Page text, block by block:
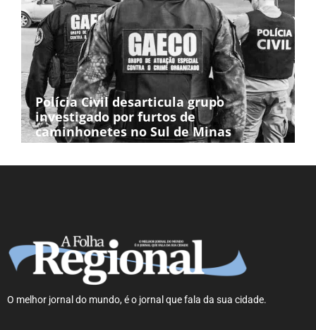
Polícia Civil desarticula grupo
investigado por furtos de
caminhonetes no Sul de Minas
O melhor jornal do mundo, é o jornal que fala da sua cidade.